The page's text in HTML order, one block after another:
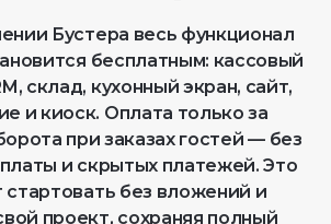
Бустера весь функционал
бесплатным: кассовый
склад, кухонный экран, сайт,
и киоск. Оплата только за
при заказах гостей — без
и скрытых платежей. Это
стартовать без вложений и
проект, сохраняя полный